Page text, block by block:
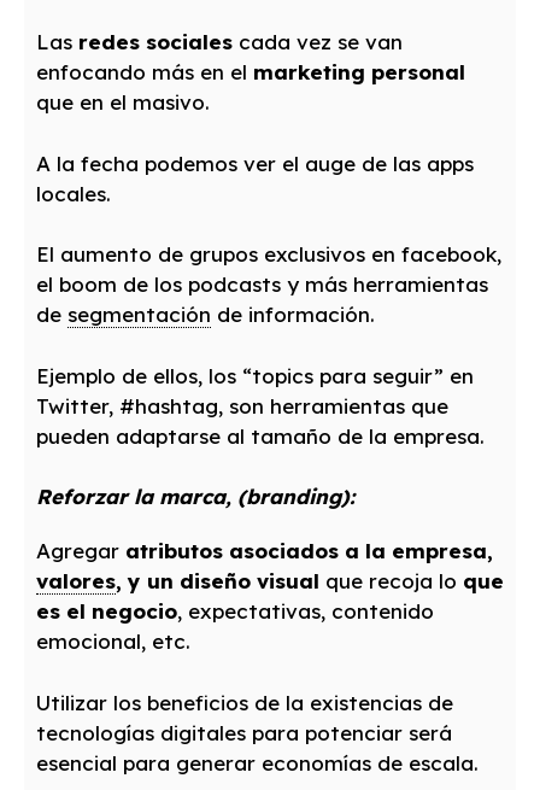
Las redes sociales cada vez se van
enfocando más en el marketing personal
que en el masivo.
A la fecha podemos ver el auge de las apps
locales.
El aumento de grupos exclusivos en facebook,
el boom de los podcasts y más herramientas
de segmentación de información.
Ejemplo de ellos, los “topics para seguir” en
Twitter, #hashtag, son herramientas que
pueden adaptarse al tamaño de la empresa.
Reforzar la marca, (branding):
Agregar atributos asociados a la empresa,
valores, y un diseño visual que recoja lo que
es el negocio, expectativas, contenido
emocional, etc.
Utilizar los beneficios de la existencias de
tecnologías digitales para potenciar será
esencial para generar economías de escala.